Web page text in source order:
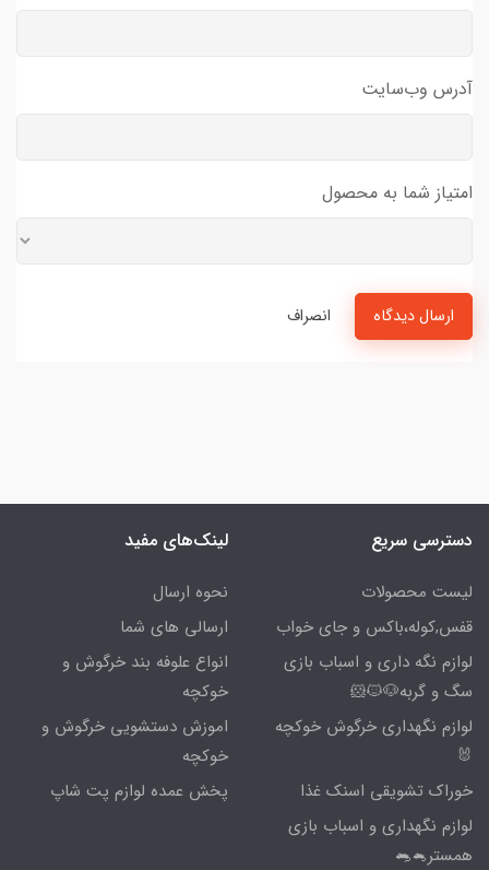
آدرس وب‌سایت
امتیاز شما به محصول
ارسال دیدگاه انصراف
دسترسی سریع
لیست محصولات
قفس,کوله،باکس و جای خواب
لوازم نگه داری و اسباب بازی
سگ و گربه🐶🐱🐹
لوازم نگهداری خرگوش خوکچه
🐰
خوراک تشویقی اسنک غذا
لوازم نگهداری و اسباب بازی
همستر🐁🐀
لینک‌های مفید
نحوه ارسال
ارسالی های شما
انواع علوفه بند خرگوش و
خوکچه
اموزش دستشویی خرگوش و
خوکچه
پخش عمده لوازم پت شاپ